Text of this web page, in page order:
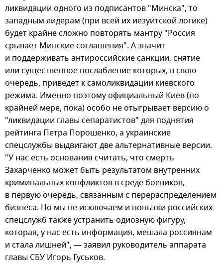
ликвидации одного из подписантов "Минска", то
западным лидерам (при всей их иезуитской логике)
будет крайне сложно повторять мантру "Россия
срывает Минские соглашения". А значит
и поддерживать антироссийские санкции, снятие
или существенное послабление которых, в свою
очередь, приведет к самоликвидации киевского
режима. Именно поэтому официальный Киев (по
крайней мере, пока) особо не отыгрывает версию о
"ликвидации главы сепаратистов" для поднятия
рейтинга Петра Порошенко, а украинские
спецслужбы выдвигают две альтернативные версии.
"У нас есть основания считать, что смерть
Захарченко может быть результатом внутренних
криминальных конфликтов в среде боевиков,
в первую очередь, связанным с перераспределением
бизнеса. Но мы не исключаем и попытки российских
спецслужб также устранить одиозную фигуру,
которая, у нас есть информация, мешала россиянам
и стала лишней", — заявил руководитель аппарата
главы СБУ Игорь Гуськов.